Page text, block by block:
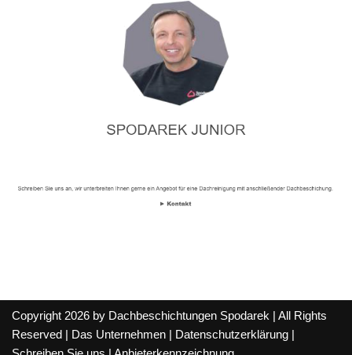
Copyright 2026 by Dachbeschichtungen Spodarek | All Rights
Reserved |
Das Unternehmen Datenschutzerklärung